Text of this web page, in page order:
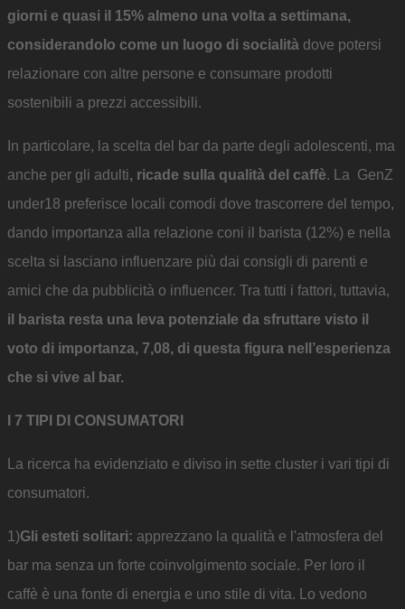
giorni e quasi il 15% almeno una volta a settimana,
considerandolo come un luogo di socialità dove potersi
relazionare con altre persone e consumare prodotti
sostenibili a prezzi accessibili.
In particolare, la scelta del bar da parte degli adolescenti, ma
anche per gli adulti, ricade sulla qualità del caffè. La GenZ
under18 preferisce locali comodi dove trascorrere del tempo,
dando importanza alla relazione coni il barista (12%) e nella
scelta si lasciano influenzare più dai consigli di parenti e
amici che da pubblicità o influencer. Tra tutti i fattori, tuttavia,
il barista resta una leva potenziale da sfruttare visto il
voto di importanza, 7,08, di questa figura nell’esperienza
che si vive al bar.
I 7 TIPI DI CONSUMATORI
La ricerca ha evidenziato e diviso in sette cluster i vari tipi di
consumatori.
1)Gli esteti solitari: apprezzano la qualità e l'atmosfera del
bar ma senza un forte coinvolgimento sociale. Per loro il
caffè è una fonte di energia e uno stile di vita. Lo vedono